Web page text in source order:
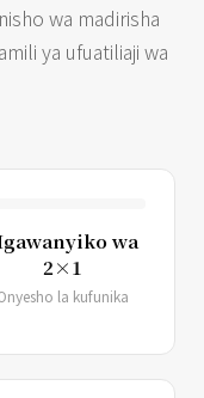
wa madirisha
ya ufuatiliaji wa
wa
2×1
la kufunika